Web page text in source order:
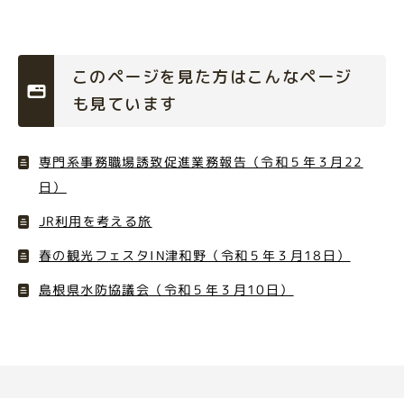
このページを見た方はこんなページ
も見ています
専門系事務職場誘致促進業務報告（令和５年３月22
日）
JR利用を考える旅
春の観光フェスタIN津和野（令和５年３月18日）
島根県水防協議会（令和５年３月10日）